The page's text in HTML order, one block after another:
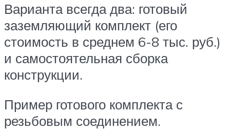
Варианта всегда два: готовый
заземляющий комплект (его
стоимость в среднем 6-8 тыс. руб.)
и самостоятельная сборка
конструкции.
Пример готового комплекта с
резьбовым соединением.